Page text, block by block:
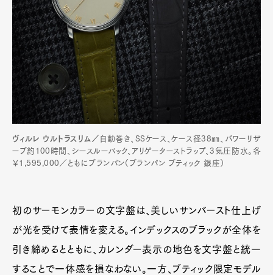
ヴィルレ ウルトラスリム／ 自動巻き、SSケース、ケース径38㎜、パワーリザ
ーブ約100時間、シースルーバック、アリゲーターストラップ、3気圧防水。各
￥1,595,000／ともにブランパン（ブランパン ブティック 銀座）
初のサーモンカラーの文字盤は、美しいサンバースト仕上げ
が光を受けて表情を変える。インデックスのブラックが全体を
引き締めるとともに、カレンダー表示の地色を文字盤と統一
することで一体感を損なわない。一方、ブティック限定モデル